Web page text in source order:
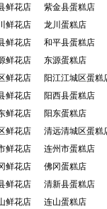
鲜花店
紫金县蛋糕店
鲜花店
龙川蛋糕店
鲜花店
和平县蛋糕店
鲜花店
东源蛋糕店
鲜花店
阳江江城区蛋糕
鲜花店
阳西县蛋糕店
鲜花店
阳东蛋糕店
鲜花店
清远清城区蛋糕
鲜花店
连州市蛋糕店
鲜花店
佛冈蛋糕店
鲜花店
清新县蛋糕店
鲜花店
连山蛋糕店